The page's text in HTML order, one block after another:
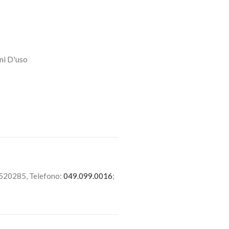
D'uso
Telefono: 049.099.0016;